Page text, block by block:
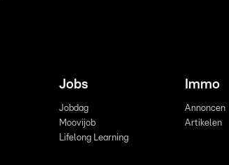
Jobs
Jobdag
Moovijob
Lifelong Learning
Immo
Annoncen
Artikelen